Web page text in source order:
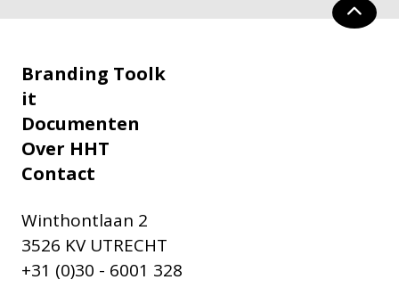
Branding Toolk
it
Documenten
Over HHT
Contact
Winthontlaan 2
3526 KV UTRECHT
+31 (0)30 - 6001 328